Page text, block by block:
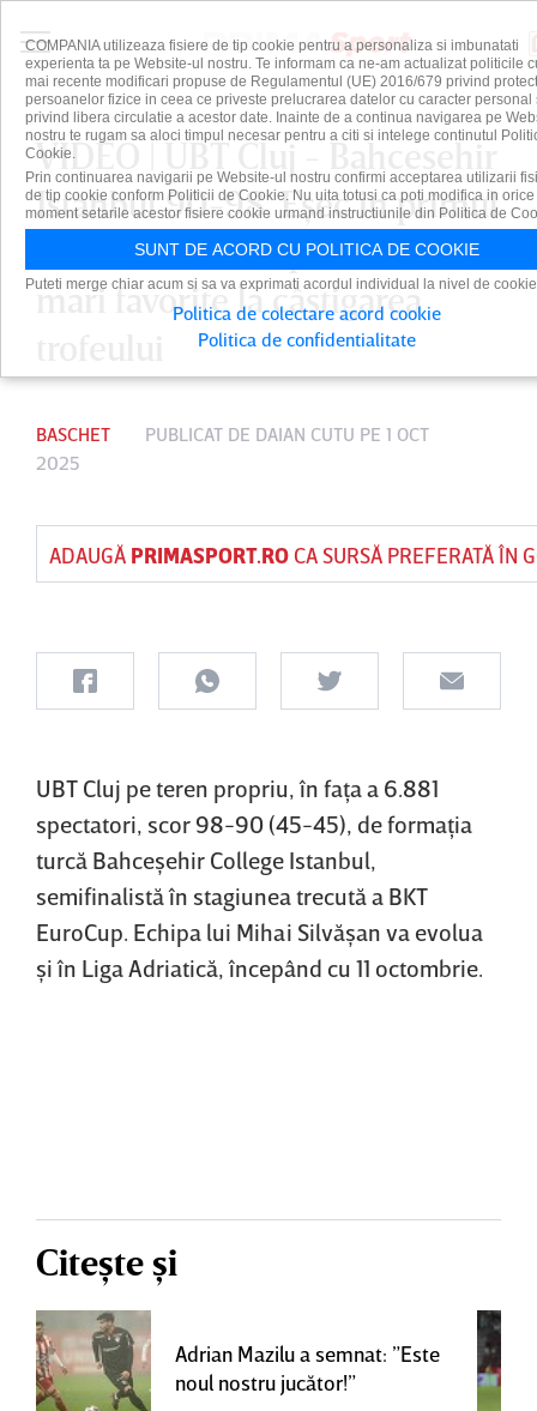
VIDEO | UBT Cluj - Bahcesehir
Istanbul 90-98. Eşec în primul
meci din EuroCup contra unei
mari favorite la câştigarea
BASCHET PUBLICAT DE DAIAN CUTU PE 1 OCT
2025
ADAUGĂ PRIMASPORT.ROCA SURSĂ PREFERATĂ ÎN
UBT Cluj pe teren propriu, în faţa a 6.881
spectatori, scor 98-90 (45-45), de formaţia
turcă Bahceşehir College Istanbul,
semifinalistă în stagiunea trecută a BKT
EuroCup. Echipa lui Mihai Silvăşan va evolua
şi în Liga Adriatică, începând cu 11 octombrie.
Citește și
Adrian Mazilu a semnat: ”Este
noul nostru jucător!”
COMPANIA utilizeaza fisiere de tip cookie pentru a personaliza si imbunatati
experienta ta pe Website-ul nostru. Te informam ca ne-am actualizat politicile
mai recente modificari propuse de Regulamentul (UE) 2016/679 privind
persoanelor fizice in ceea ce priveste prelucrarea datelor cu caracter personal
privind libera circulatie a acestor date. Inainte de a continua navigarea pe
nostru te rugam sa aloci timpul necesar pentru a citi si intelege continutul
Cookie.
Prin continuarea navigarii pe Website-ul nostru confirmi acceptarea utilizarii
de tip cookie conform Politicii de Cookie. Nu uita totusi ca poti modifica in orice
moment setarile acestor fisiere cookie urmand instructiunile din Politica de
SUNT DE ACORD CU POLITICA DE COOKIE
Puteti merge chiar acum si sa va exprimati acordul individual la nivel de
Politica de colectare acord cookie
Politica de confidentialitate